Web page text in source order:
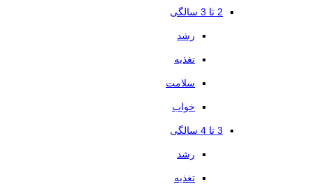
2 تا 3 سالگی
رشد
تغذیه
سلامت
خواب
3 تا 4 سالگی
رشد
تغذیه